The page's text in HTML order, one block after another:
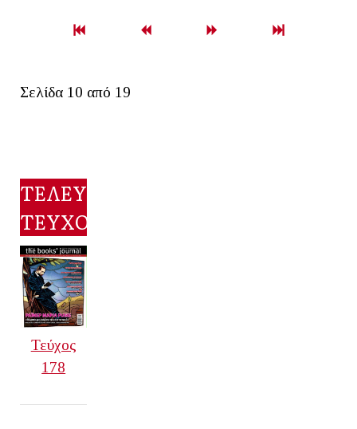
Σελίδα 10 από 19
ΤΕΛΕΥΤΑΙΟ
ΤΕΥΧΟΣ
Τεύχος
178